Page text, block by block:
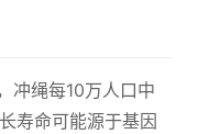
冲绳每10万人口中
寿命可能源于基因